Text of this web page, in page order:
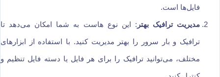
فایل‌ها است.
مدیریت ترافیک بهتر : این نوع هاست به شما امکان می‌دهد تا
ترافیک و بار سرور را بهتر مدیریت کنید. با استفاده از ابزارهای
مختلف، می‌توانید ترافیک را برای هر فایل یا دسته فایل تنظیم و